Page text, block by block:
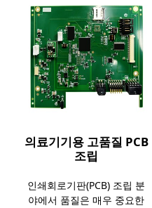
의료기기용 고품질 PCB
조립
인쇄회로기판(PCB) 조립 분
야에서 품질은 매우 중요한